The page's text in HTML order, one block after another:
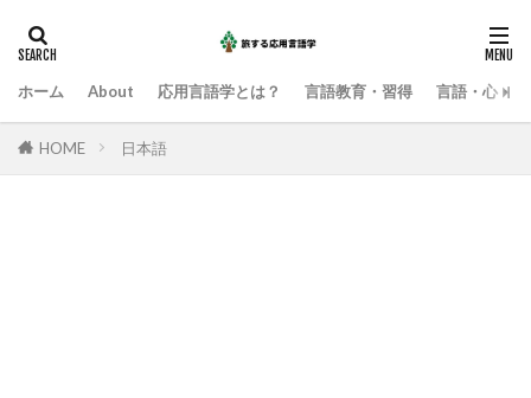
ホーム About 応用言語学とは？ 言語教育・習得 言語・心・
HOME 日本語